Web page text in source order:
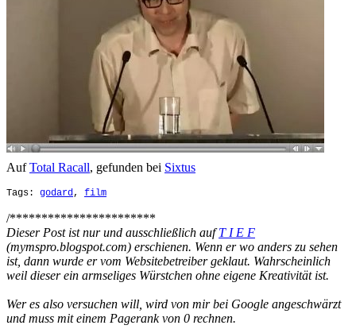
AufTotal Racall, gefunden bei Sixtus
Tags: godard , film
/***********************
Dieser Post ist nur und ausschließlich aufT I E F
(mymspro.blogspot.com) erschienen. Wenn er wo anders zu sehen
ist, dann wurde er vom Websitebetreiber geklaut. Wahrscheinlich
weil dieser ein armseliges Würstchen ohne eigene Kreativität ist.
Wer es also versuchen will, wird von mir bei Google angeschwärzt
und muss mit einem Pagerank von 0 rechnen.